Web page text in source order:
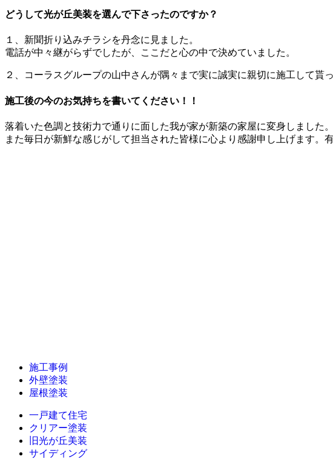
どうして光が丘美装を選んで下さったのですか？
１、新聞折り込みチラシを丹念に見ました。
電話が中々継がらずでしたが、ここだと心の中で決めていました。
２、コーラスグループの山中さんが隅々まで実に誠実に親切に施工して
施工後の今のお気持ちを書いてください！！
落着いた色調と技術力で通りに面した我が家が新築の家屋に変身しました。
また毎日が新鮮な感じがして担当された皆様に心より感謝申し上げます。
施工事例
外壁塗装
屋根塗装
一戸建て住宅
クリアー塗装
旧光が丘美装
サイディング